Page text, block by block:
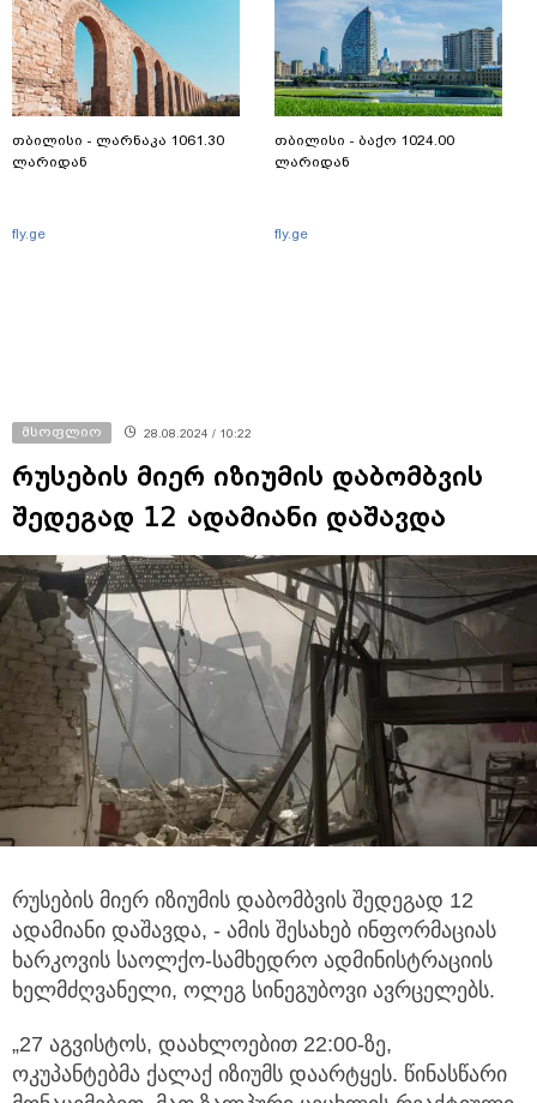
თბილისი - ლარნაკა 1061.30
ლარიდან
fly.ge
თბილისი - ბაქო 1024.00
ლარიდან
fly.ge
მსოფლიო 28.08.2024 / 10:22
რუსების მიერ იზიუმის დაბომბვის
შედეგად 12 ადამიანი დაშავდა
რუსების მიერ იზიუმის დაბომბვის შედეგად 12
ადამიანი დაშავდა, - ამის შესახებ ინფორმაციას
ხარკოვის საოლქო-სამხედრო ადმინისტრაციის
ხელმძღვანელი, ოლეგ სინეგუბოვი ავრცელებს.
„27 აგვისტოს, დაახლოებით 22:00-ზე,
ოკუპანტებმა ქალაქ იზიუმს დაარტყეს. წინასწარი